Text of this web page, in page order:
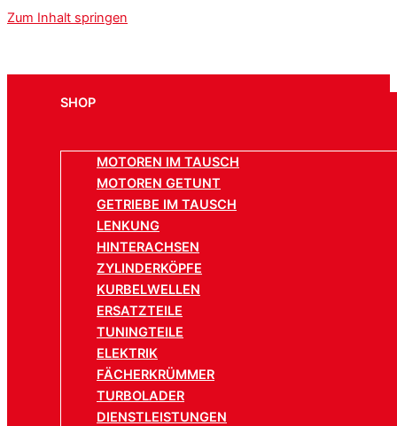
Zum Inhalt springen
SHOP
MOTOREN IM TAUSCH
MOTOREN GETUNT
GETRIEBE IM TAUSCH
LENKUNG
HINTERACHSEN
ZYLINDERKÖPFE
KURBELWELLEN
ERSATZTEILE
TUNINGTEILE
ELEKTRIK
FÄCHERKRÜMMER
TURBOLADER
DIENSTLEISTUNGEN